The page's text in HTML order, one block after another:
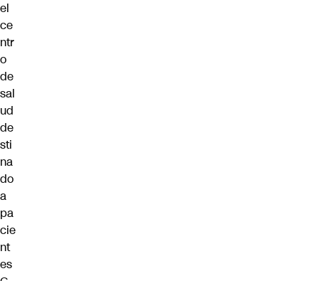
el
ce
ntr
o
de
sal
ud
de
sti
na
do
a
pa
cie
nt
es